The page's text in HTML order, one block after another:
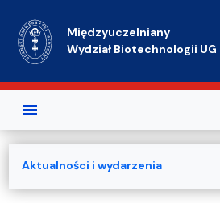
Międzyuczelniany
Wydział Biotechnologii UG
Aktualności i wydarzenia